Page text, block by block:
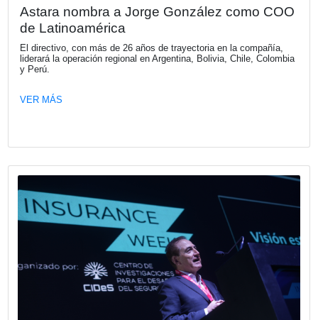
KPMG Argentina invita a los socios de la Cámara
Comercio a participar del KPMG Tax & Legal Leadership
2026, un encuentro que reunirá a líderes y referentes
los principales desafíos y tendencias que están
agenda tributaria y legal, tanto a nivel local como
VER MÁS